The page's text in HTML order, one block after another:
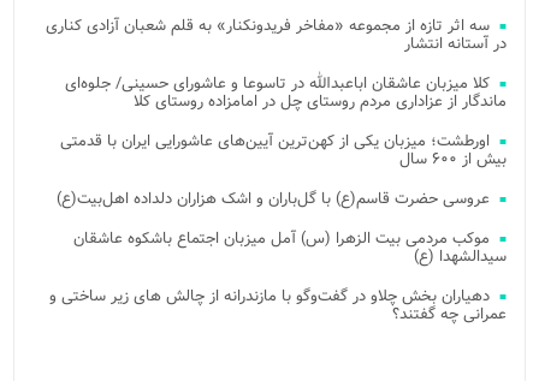
سه اثر تازه از مجموعه «مفاخر فریدونکنار» به قلم شعبان آزادی کناری
در آستانه انتشار
کلا میزبان عاشقان اباعبدالله در تاسوعا و عاشورای حسینی/ جلوه‌ای
ماندگار از عزاداری مردم روستای چل در امامزاده روستای کلا
اورطشت؛ میزبان یکی از کهن‌ترین آیین‌های عاشورایی ایران با قدمتی
بیش از ۶۰۰ سال
عروسی حضرت قاسم(ع) با گل‌باران و اشک هزاران دلداده اهل‌بیت(ع)
موکب مردمی بیت‌ الزهرا (س) آمل میزبان اجتماع باشکوه عاشقان
سیدالشهدا (ع)
دهیاران بخش چلاو در گفت‌وگو با مازندرانه از چالش های زیر ساختی و
عمرانی چه گفتند؟